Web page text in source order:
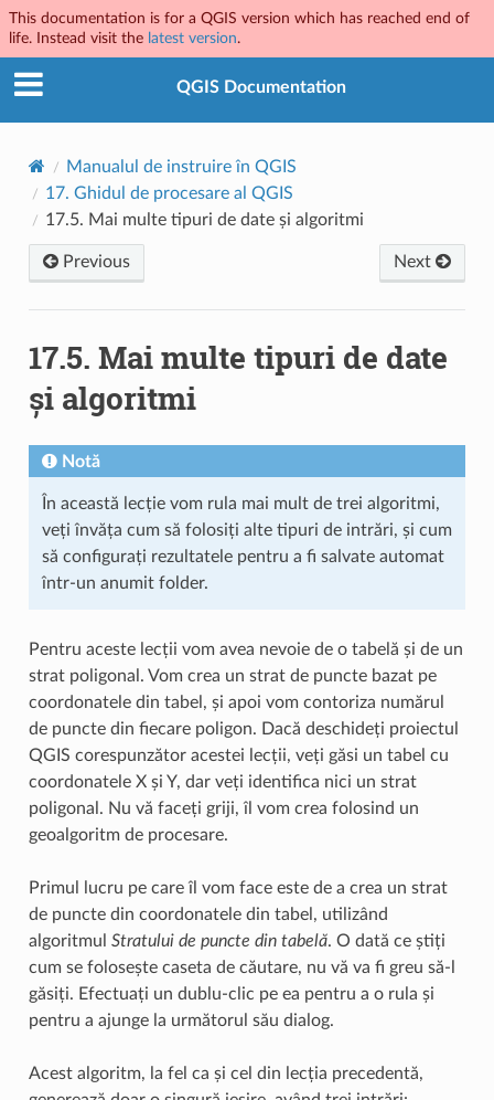
This documentation is for a QGIS version which has reached end of
life. Instead visit the latest version.
QGIS Documentation
Manualul de instruire în QGIS
17. Ghidul de procesare al QGIS
17.5. Mai multe tipuri de date și algoritmi
Previous Next
17.5. Mai multe tipuri de date
și algoritmi
Notă
În această lecție vom rula mai mult de trei algoritmi,
veți învăța cum să folosiți alte tipuri de intrări, și cum
să configurați rezultatele pentru a fi salvate automat
într-un anumit folder.
Pentru aceste lecții vom avea nevoie de o tabelă și de un
strat poligonal. Vom crea un strat de puncte bazat pe
coordonatele din tabel, și apoi vom contoriza numărul
de puncte din fiecare poligon. Dacă deschideți proiectul
QGIS corespunzător acestei lecții, veți găsi un tabel cu
coordonatele X și Y, dar veți identifica nici un strat
poligonal. Nu vă faceți griji, îl vom crea folosind un
geoalgoritm de procesare.
Primul lucru pe care îl vom face este de a crea un strat
de puncte din coordonatele din tabel, utilizând
algoritmul Stratului de puncte din tabelă. O dată ce știți
cum se folosește caseta de căutare, nu vă va fi greu să-l
găsiți. Efectuați un dublu-clic pe ea pentru a o rula și
pentru a ajunge la următorul său dialog.
Acest algoritm, la fel ca și cel din lecția precedentă,